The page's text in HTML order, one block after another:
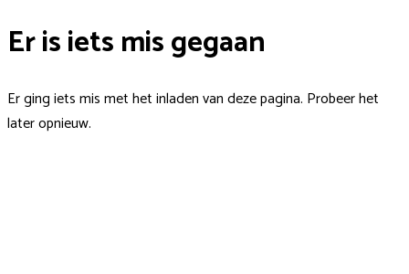
Er is iets mis gegaan
Er ging iets mis met het inladen van deze pagina. Probeer het
later opnieuw.